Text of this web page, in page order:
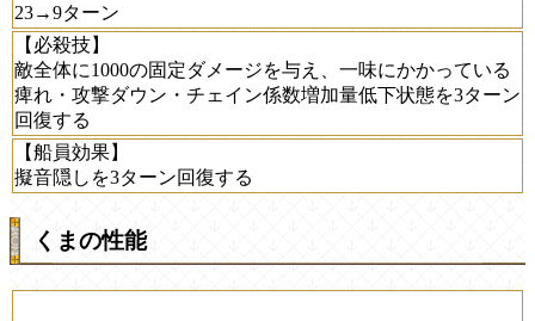
23→9ターン
【必殺技】
敵全体に1000の固定ダメージを与え、一味にかかっている
痺れ・攻撃ダウン・チェイン係数増加量低下状態を3ターン
回復する
【船員効果】
擬音隠しを3ターン回復する
くまの性能